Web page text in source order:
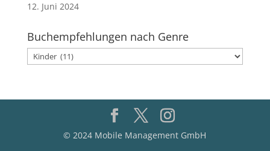
12. Juni 2024
Buchempfehlungen nach Genre
Buchempfehlungen
nach
© 2024 Mobile Management GmbH